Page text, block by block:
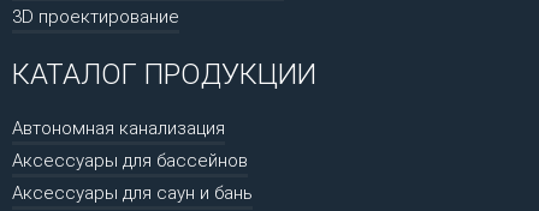
3D проектирование
КАТАЛОГ ПРОДУКЦИИ
Автономная канализация
Аксессуары для бассейнов
Аксессуары для саун и бань